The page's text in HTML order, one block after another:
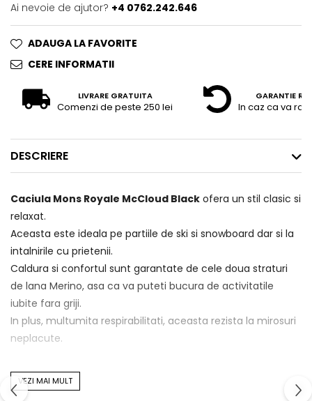
Ai nevoie de ajutor? +4 0762.242.646
ADAUGA LA FAVORITE
CERE INFORMATII
LIVRARE GRATUITA
Comenzi de peste 250 lei
GARANTIE
In caz ca va
DESCRIERE
Caciula Mons Royale McCloud Black ofera un stil clasic si
relaxat.
Aceasta este ideala pe partiile de ski si snowboard dar si la
intalnirile cu prietenii.
Caldura si confortul sunt garantate de cele doua straturi
de lana Merino, asa ca va puteti bucura de activitatile
iubite fara griji.
In plus, multumita respirabilitati, aceasta rezista la mirosuri
neplacute.
Caracteristici
-Rezista la mirosuri
VEZI MAI MULT